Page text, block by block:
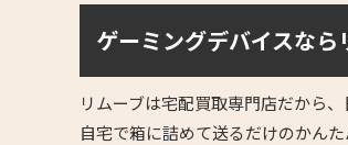
ゲーミングデバイスなら
リムーブは宅配買取専門店だから
自宅で箱に詰めて送るだけのかん